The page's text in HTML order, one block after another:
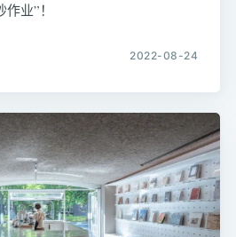
业”！
2022-08-24